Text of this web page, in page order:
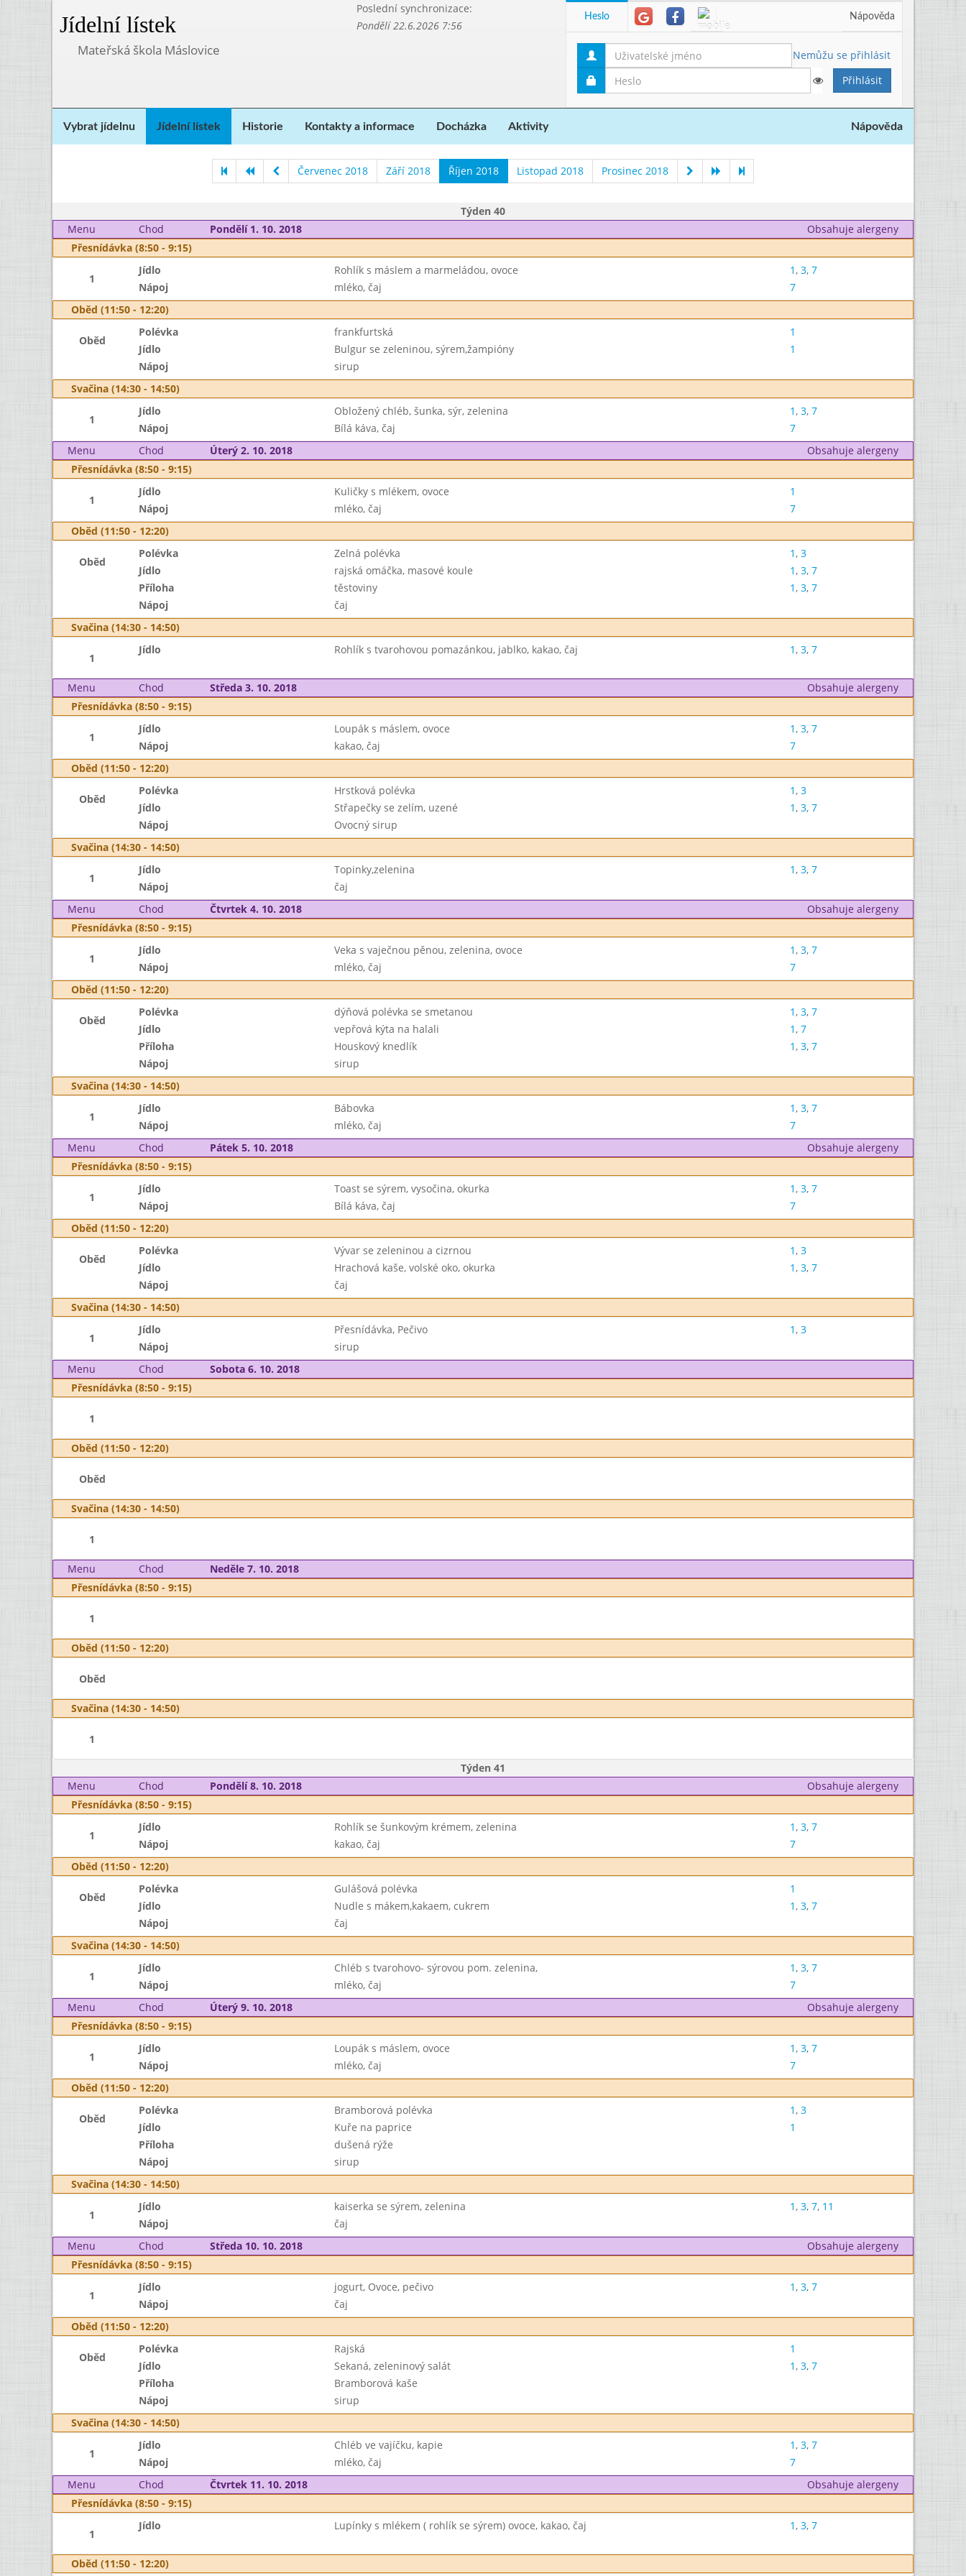
Jídelní lístek
Poslední synchronizace:
Pondělí 22.6.2026 7:56
Mateřská škola Máslovice
Heslo Nápověda
Nemůžu se přihlásit
Vybrat jídelnu Jídelní lístek Historie Kontakty a informace Docházka Aktivity Nápověda
Červenec 2018 Září 2018 Říjen 2018 Listopad 2018 Prosinec 2018
Týden 40
Menu
Chod Pondělí 1. 10. 2018
Obsahuje alergeny
Přesnídávka (8:50 - 9:15)
1
Jídlo Rohlík s máslem a marmeládou, ovoce 1, 3, 7
Nápoj
mléko, čaj
7
Oběd (11:50 - 12:20)
Oběd
Polévka frankfurtská
1
Jídlo
Bulgur se zeleninou, sýrem,žampióny
1
Nápoj
sirup
Svačina (14:30 - 14:50)
1
Jídlo Obložený chléb, šunka, sýr, zelenina 1, 3, 7
Nápoj
Bílá káva, čaj
7
Menu
Chod Úterý 2. 10. 2018
Obsahuje alergeny
Přesnídávka (8:50 - 9:15)
1
Jídlo Kuličky s mlékem, ovoce
1
Nápoj
mléko, čaj
7
Oběd (11:50 - 12:20)
Oběd
Polévka Zelná polévka 1, 3
Jídlo
rajská omáčka, masové koule 1, 3, 7
Příloha
těstoviny 1, 3, 7
Nápoj
čaj
Svačina (14:30 - 14:50)
1
Jídlo Rohlík s tvarohovou pomazánkou, jablko, kakao, čaj 1, 3, 7
Menu Chod Středa 3. 10. 2018
Obsahuje alergeny
Přesnídávka (8:50 - 9:15)
1
Jídlo Loupák s máslem, ovoce 1, 3, 7
Nápoj
kakao, čaj
7
Oběd (11:50 - 12:20)
Oběd
Polévka Hrstková polévka 1, 3
Jídlo
Střapečky se zelím, uzené 1, 3, 7
Nápoj
Ovocný sirup
Svačina (14:30 - 14:50)
1
Jídlo Topinky,zelenina 1, 3, 7
Nápoj
čaj
Menu
Chod Čtvrtek 4. 10. 2018
Obsahuje alergeny
Přesnídávka (8:50 - 9:15)
1
Jídlo Veka s vaječnou pěnou, zelenina, ovoce 1, 3, 7
Nápoj
mléko, čaj
7
Oběd (11:50 - 12:20)
Oběd
Polévka dýňová polévka se smetanou 1, 3, 7
Jídlo
vepřová kýta na halali 1, 7
Příloha
Houskový knedlík 1, 3, 7
Nápoj
sirup
Svačina (14:30 - 14:50)
1
Jídlo Bábovka 1, 3, 7
Nápoj
mléko, čaj
7
Menu
Chod Pátek 5. 10. 2018
Obsahuje alergeny
Přesnídávka (8:50 - 9:15)
1
Jídlo Toast se sýrem, vysočina, okurka 1, 3, 7
Nápoj
Bílá káva, čaj
7
Oběd (11:50 - 12:20)
Oběd
Polévka Vývar se zeleninou a cizrnou 1, 3
Jídlo
Hrachová kaše, volské oko, okurka 1, 3, 7
Nápoj
čaj
Svačina (14:30 - 14:50)
1
Jídlo Přesnídávka, Pečivo 1, 3
Nápoj
sirup
Menu
Chod
Sobota 6. 10. 2018
Přesnídávka (8:50 - 9:15)
1
Oběd (11:50 - 12:20)
Oběd
Svačina (14:30 - 14:50)
1
Menu Chod
Neděle 7. 10. 2018
Přesnídávka (8:50 - 9:15)
1
Oběd (11:50 - 12:20)
Oběd
Svačina (14:30 - 14:50)
1
Týden 41
Menu
Chod Pondělí 8. 10. 2018
Obsahuje alergeny
Přesnídávka (8:50 - 9:15)
1
Jídlo Rohlík se šunkovým krémem, zelenina 1, 3, 7
Nápoj
kakao, čaj
7
Oběd (11:50 - 12:20)
Oběd
Polévka Gulášová polévka
1
Jídlo
Nudle s mákem,kakaem, cukrem 1, 3, 7
Nápoj
čaj
Svačina (14:30 - 14:50)
1
Jídlo Chléb s tvarohovo- sýrovou pom. zelenina, 1, 3, 7
Nápoj
mléko, čaj
7
Menu
Chod Úterý 9. 10. 2018
Obsahuje alergeny
Přesnídávka (8:50 - 9:15)
1
Jídlo Loupák s máslem, ovoce 1, 3, 7
Nápoj
mléko, čaj
7
Oběd (11:50 - 12:20)
Oběd
Polévka Bramborová polévka 1, 3
Jídlo
Kuře na paprice
1
Příloha
dušená rýže
Nápoj
sirup
Svačina (14:30 - 14:50)
1
Jídlo kaiserka se sýrem, zelenina 1, 3, 7, 11
Nápoj
čaj
Menu
Chod Středa 10. 10. 2018
Obsahuje alergeny
Přesnídávka (8:50 - 9:15)
1
Jídlo jogurt, Ovoce, pečivo 1, 3, 7
Nápoj
čaj
Oběd (11:50 - 12:20)
Oběd
Polévka Rajská
1
Jídlo
Sekaná, zeleninový salát 1, 3, 7
Příloha
Bramborová kaše
Nápoj
sirup
Svačina (14:30 - 14:50)
1
Jídlo Chléb ve vajíčku, kapie 1, 3, 7
Nápoj
mléko, čaj
7
Menu
Chod Čtvrtek 11. 10. 2018
Obsahuje alergeny
Přesnídávka (8:50 - 9:15)
1
Jídlo Lupínky s mlékem ( rohlík se sýrem) ovoce, kakao, čaj 1, 3, 7
Oběd (11:50 - 12:20)